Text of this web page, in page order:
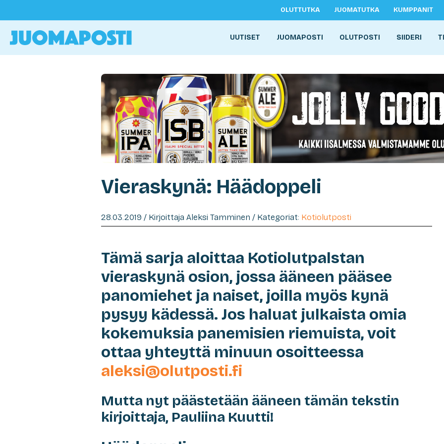
OLUTTUTKA JUOMATUTKA KUMPPANIT
UUTISET JUOMAPOSTI OLUTPOSTI SIIDERI
Vieraskynä: Häädoppeli
28.03.2019 / Kirjoittaja Aleksi Tamminen / Kategoriat: Kotiolutposti
Tämä sarja aloittaa Kotiolutpalstan
vieraskynä osion, jossa ääneen pääsee
panomiehet ja naiset, joilla myös kynä
pysyy kädessä. Jos haluat julkaista omia
kokemuksia panemisien riemuista, voit
ottaa yhteyttä minuun osoitteessa
aleksi@olutposti.fi
Mutta nyt päästetään ääneen tämän tekstin
kirjoittaja, Pauliina Kuutti!